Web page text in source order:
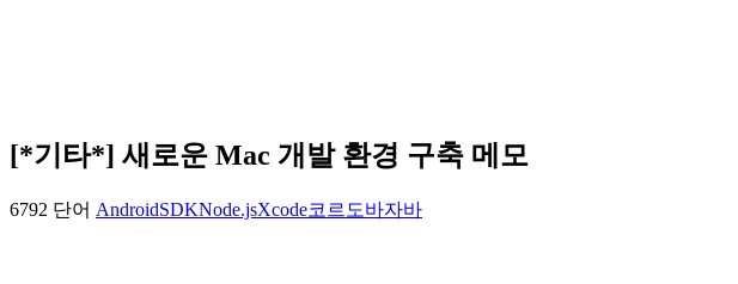
[*기타*] 새로운 Mac 개발 환경 구축 메모
6792 단어 AndroidSDKNode.jsXcode코르도바자바